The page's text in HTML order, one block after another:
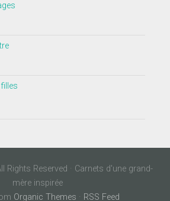
Rights Reserved · Carnets d'une grand-
mère inspirée
Organic Themes · RSS Feed